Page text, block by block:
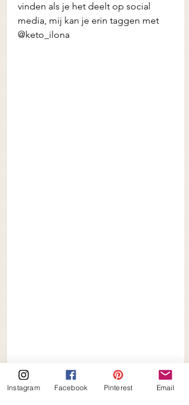
vinden als je het deelt op social
media, mij kan je erin taggen met
@keto_ilona
Instagram Facebook Pinterest Email